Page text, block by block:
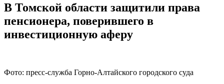
В Томской области защитили права
пенсионера, поверившего в
инвестиционную аферу
Фото: пресс-служба Горно-Алтайского городского суда